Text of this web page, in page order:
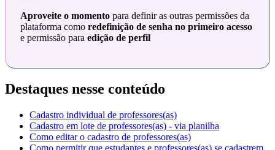
Aproveite o momento para definir as outras permissões da
plataforma como redefinição de senha no primeiro acesso
e permissão para edição de perfil
Destaques nesse conteúdo
Cadastro individual de professores(as)
Cadastro em lote de professores(as) - via planilha
Como editar o cadastro de professores(as)
Como permitir que estudantes e professores(as) se cadastrem